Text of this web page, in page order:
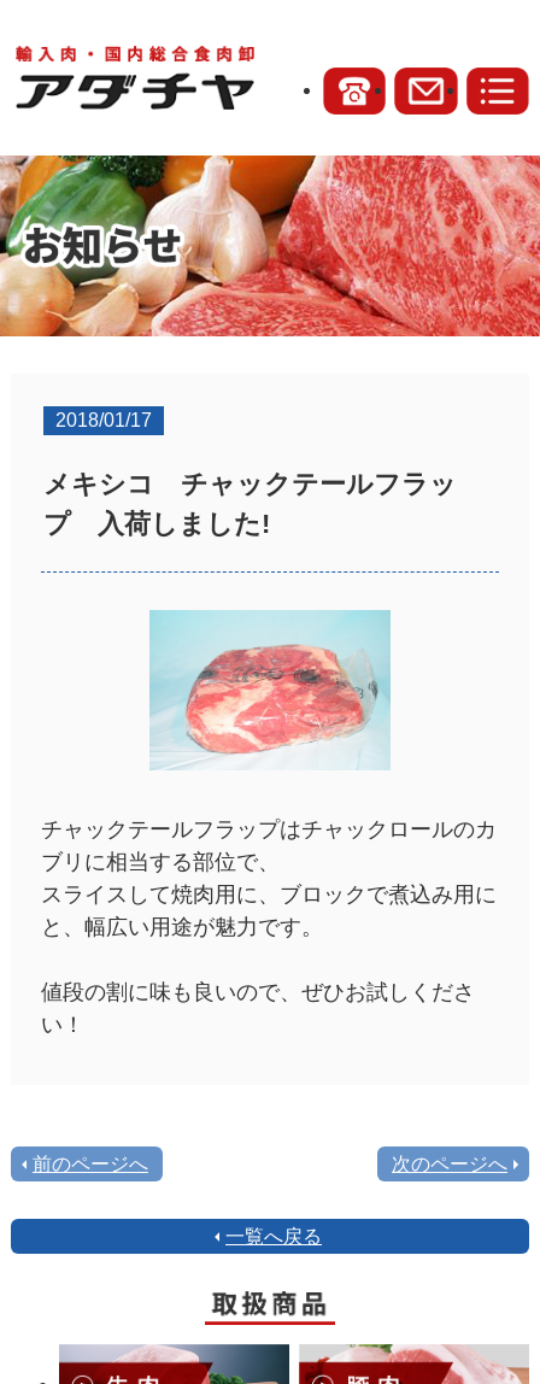
2018/01/17
メキシコ チャックテールフラッ
プ 入荷しました!
チャックテールフラップはチャックロールのカ
ブリに相当する部位で、
スライスして焼肉用に、ブロックで煮込み用に
と、幅広い用途が魅力です。
値段の割に味も良いので、ぜひお試しくださ
い！
前のページへ 次のページへ
一覧へ戻る